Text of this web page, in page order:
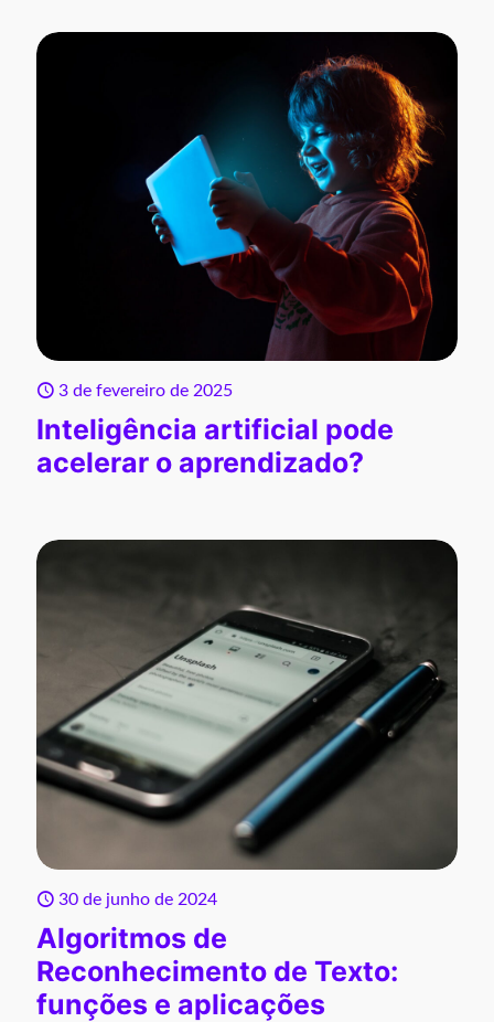
3 de fevereiro de 2025
Inteligência artificial pode
acelerar o aprendizado?
30 de junho de 2024
Algoritmos de
Reconhecimento de Texto:
funções e aplicações